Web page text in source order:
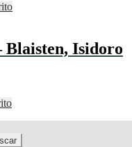
Blaisten, Isidoro